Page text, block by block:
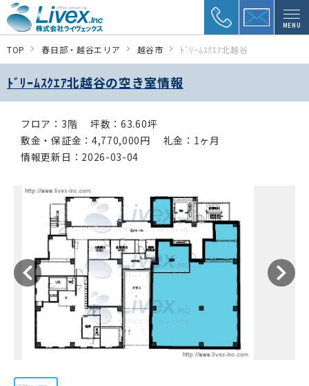
MENU
TOP 春日部・越谷エリア 越谷市 ﾄﾞﾘｰﾑｽｸｴｱ北越谷
ﾄﾞﾘｰﾑｽｸｴｱ北越谷の空き室情報
フロア：3階
坪数：63.60坪
敷金・保証金：4,770,000円
礼金：1ヶ月
情報更新日：2026-03-04